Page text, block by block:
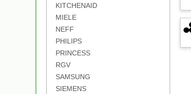
KITCHENAID
MIELE
NEFF
PHILIPS
PRINCESS
RGV
SAMSUNG
SIEMENS